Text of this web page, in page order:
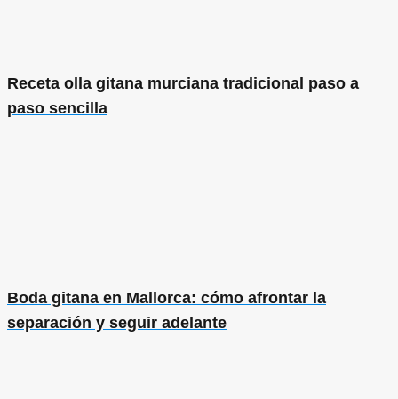
Receta olla gitana murciana tradicional paso a
paso sencilla
Boda gitana en Mallorca: cómo afrontar la
separación y seguir adelante